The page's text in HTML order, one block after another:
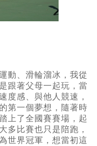
動、滑輪溜冰，我從
跟著父母一起玩，當
度感、與他人競速，
第一個夢想，隨著時
上了全國賽賽場，起
多比賽也只是陪跑，
世界冠軍，想當初這